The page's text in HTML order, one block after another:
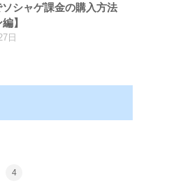
ソシャゲ課金の購入方法
】
日
4